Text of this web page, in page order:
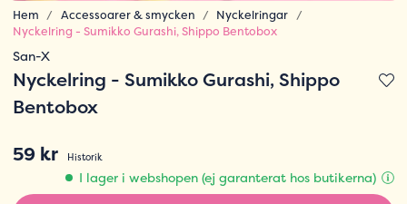
Hem Accessoarer & smycken
Nyckelringar
Nyckelring - Sumikko Gurashi, Shippo Bentobox
San-X
Nyckelring - Sumikko Gurashi, Shippo
Bentobox
59 kr
Historik
I lager i webshopen (ej garanterat hos butikerna)